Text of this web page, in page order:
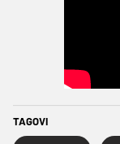
TAGOVI